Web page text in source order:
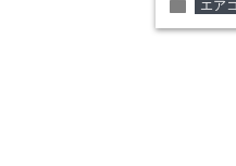
folder エア